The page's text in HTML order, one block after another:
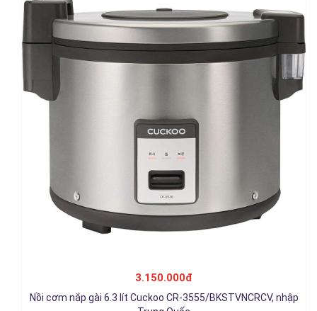
3.150.000đ
Nồi cơm nắp gài 6.3 lít Cuckoo CR-3555/BKSTVNCRCV, nhập